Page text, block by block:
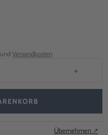
Versandkosten
+
Übernehmen ↗